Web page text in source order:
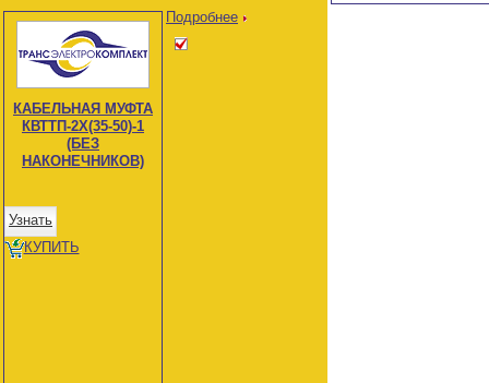
КАБЕЛЬНАЯ МУФТА
КВТТП-2Х(35-50)-1
(БЕЗ
НАКОНЕЧНИКОВ)
Узнать
КУПИТЬ
Подробнее